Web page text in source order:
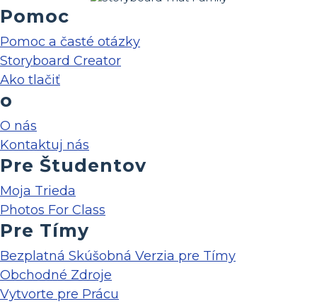
Pomoc
Pomoc a časté otázky
Storyboard Creator
Ako tlačiť
o
O nás
Kontaktuj nás
Pre Študentov
Moja Trieda
Photos For Class
Pre Tímy
Bezplatná Skúšobná Verzia pre Tímy
Obchodné Zdroje
Vytvorte pre Prácu